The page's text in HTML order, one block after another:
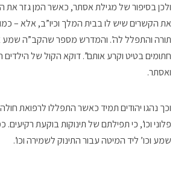
ולכן בסיפור של מגילת אסתר, כאשר המן גזר
תורה והתפלל לה’. והמדרש מספר שהקב”ה שמע
חתומים בטיט וקרע אותם”. דוקא הקול של
ואסתר.
וכך נהגו יהודים תמיד כאשר התפללו לרפואת
פלוני וכו’, כי תפילתם של תינוקות בוקעת
שמע וכו’ ליד המיטה עבור התינוק לשמירה וכו’.